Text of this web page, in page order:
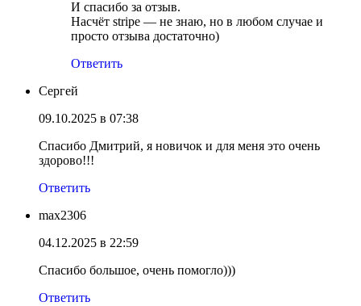
И спасибо за отзыв.
Насчёт stripe — не знаю, но в любом случае и
просто отзыва достаточно)
Ответить
Сергей
09.10.2025 в 07:38
Спасибо Дмитрий, я новичок и для меня это очень
здорово!!!
Ответить
max2306
04.12.2025 в 22:59
Спасибо большое, очень помогло)))
Ответить